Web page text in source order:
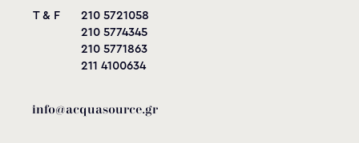
T & F
210 5721058
210 5774345
210 5771863
211 4100634
info@acquasource.gr